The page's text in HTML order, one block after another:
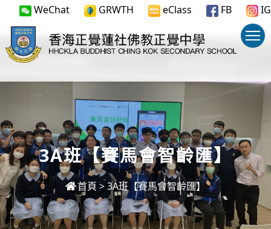
WeChat GRWTH eClass FB IG
3A班【賽馬會智齡匯】
首頁 >3A班【賽馬會智齡匯】